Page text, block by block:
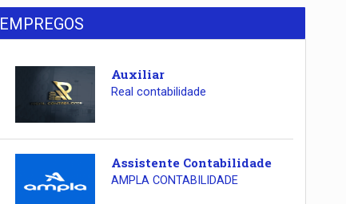
EMPREGOS
Auxiliar
Real contabilidade
Assistente Contabilidade
AMPLA CONTABILIDADE